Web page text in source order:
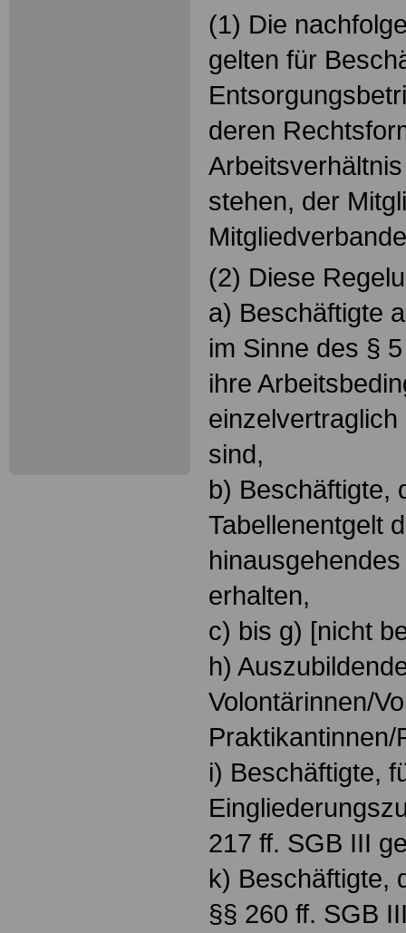
(1) Die
gelten für
deren
stehen, der
(2) Diese
a) Beschäftigte
im Sinne des §
ihre
sind,
b) Beschäftigte,
Tabellenentgelt
erhalten,
c) bis g) [nicht
h)
Volontärinnen/
Praktikantinnen/
i) Beschäftigte,
217 ff. SGB III
k) Beschäftigte,
§§ 260 ff. SGB